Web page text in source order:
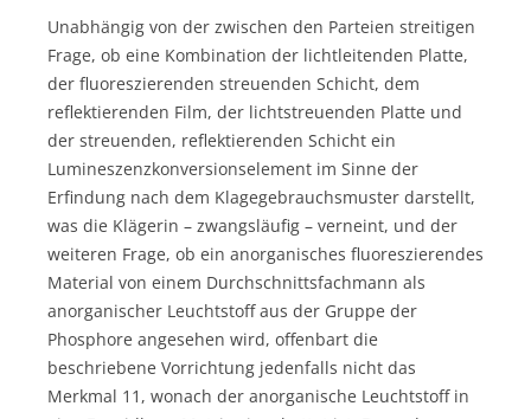
Unabhängig von der zwischen den Parteien streitigen
Frage, ob eine Kombination der lichtleitenden Platte,
der fluoreszierenden streuenden Schicht, dem
reflektierenden Film, der lichtstreuenden Platte und
der streuenden, reflektierenden Schicht ein
Lumineszenzkonversionselement im Sinne der
Erfindung nach dem Klagegebrauchsmuster darstellt,
was die Klägerin – zwangsläufig – verneint, und der
weiteren Frage, ob ein anorganisches fluoreszierendes
Material von einem Durchschnittsfachmann als
anorganischer Leuchtstoff aus der Gruppe der
Phosphore angesehen wird, offenbart die
beschriebene Vorrichtung jedenfalls nicht das
Merkmal 11, wonach der anorganische Leuchtstoff in